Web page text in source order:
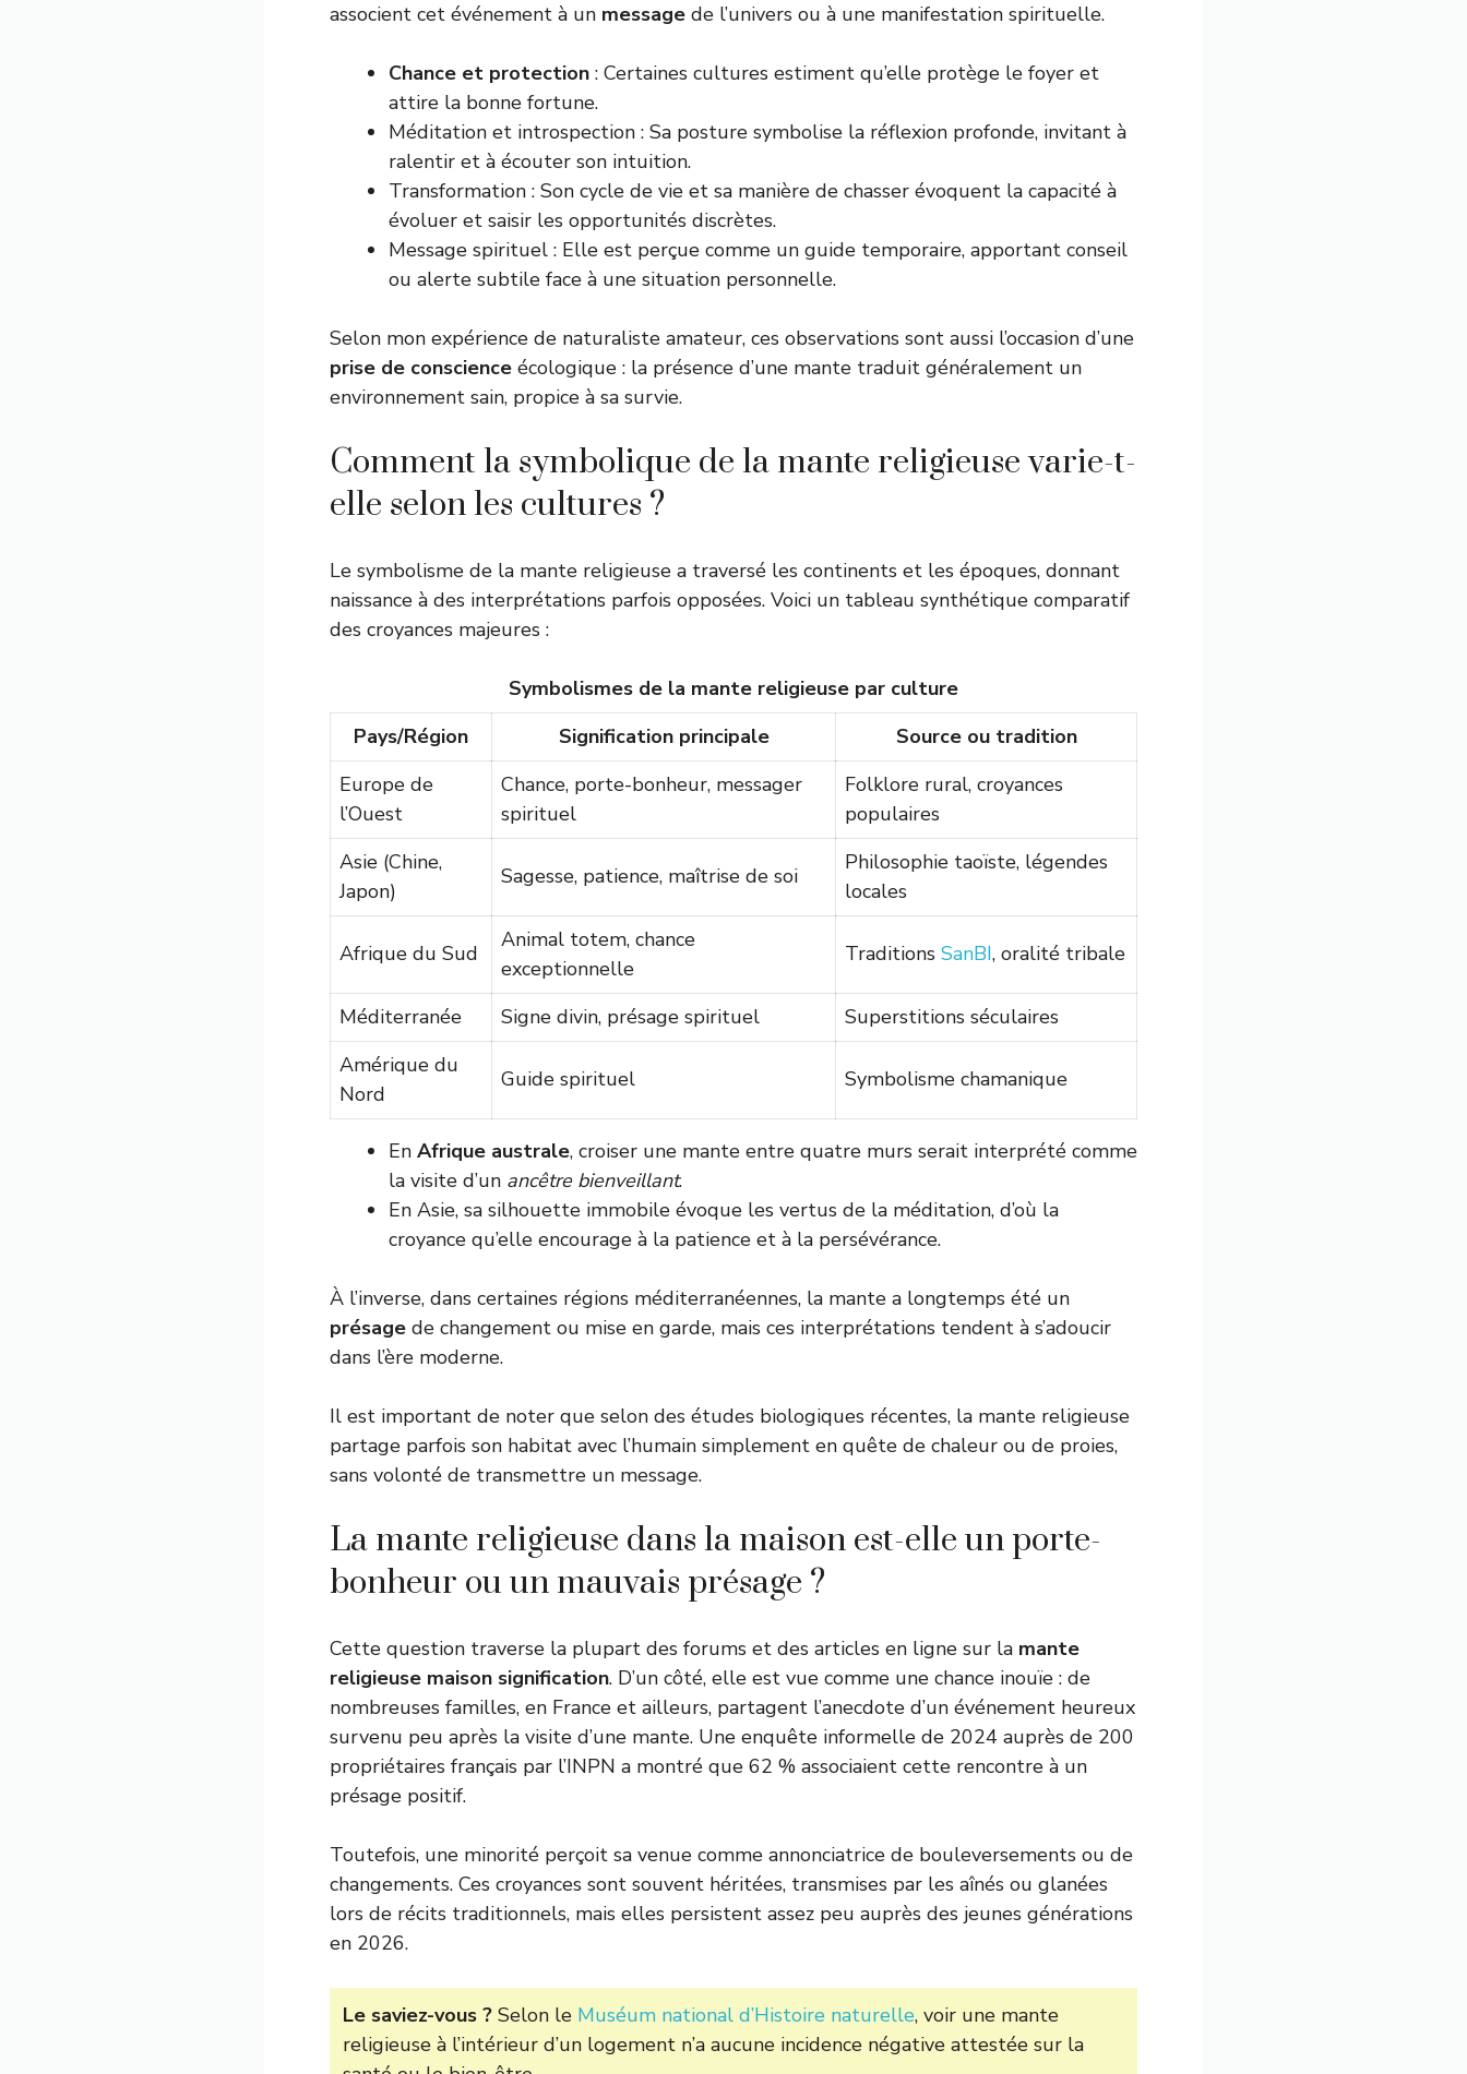
associent cet événement à un message de l’univers ou à une manifestation spirituelle.
Chance et protection : Certaines cultures estiment qu’elle protège le foyer et
attire la bonne fortune.
Méditation et introspection : Sa posture symbolise la réflexion profonde, invitant à
ralentir et à écouter son intuition.
Transformation : Son cycle de vie et sa manière de chasser évoquent la capacité à
évoluer et saisir les opportunités discrètes.
Message spirituel : Elle est perçue comme un guide temporaire, apportant conseil
ou alerte subtile face à une situation personnelle.
Selon mon expérience de naturaliste amateur, ces observations sont aussi l’occasion d’une
prise de conscience écologique : la présence d’une mante traduit généralement un
environnement sain, propice à sa survie.
Comment la symbolique de la mante religieuse varie-t-
elle selon les cultures ?
Le symbolisme de la mante religieuse a traversé les continents et les époques, donnant
naissance à des interprétations parfois opposées. Voici un tableau synthétique comparatif
des croyances majeures :
Symbolismes de la mante religieuse par culture
Pays/Région
Signification principale
Source ou tradition
Europe de
l’Ouest
Chance, porte-bonheur, messager
spirituel
Folklore rural, croyances
populaires
Asie (Chine,
Japon)
Sagesse, patience, maîtrise de soi
Philosophie taoïste, légendes
locales
Afrique du Sud
Animal totem, chance
exceptionnelle
Traditions SanBI, oralité tribale
Méditerranée Signe divin, présage spirituel
Superstitions séculaires
Amérique du
Nord
Guide spirituel Symbolisme chamanique
En Afrique australe, croiser une mante entre quatre murs serait interprété comme
la visite d’un ancêtre bienveillant.
En Asie, sa silhouette immobile évoque les vertus de la méditation, d’où la
croyance qu’elle encourage à la patience et à la persévérance.
À l’inverse, dans certaines régions méditerranéennes, la mante a longtemps été un
présage de changement ou mise en garde, mais ces interprétations tendent à s’adoucir
dans l’ère moderne.
Il est important de noter que selon des études biologiques récentes, la mante religieuse
partage parfois son habitat avec l’humain simplement en quête de chaleur ou de proies,
sans volonté de transmettre un message.
La mante religieuse dans la maison est-elle un porte-
bonheur ou un mauvais présage ?
Cette question traverse la plupart des forums et des articles en ligne sur la mante
religieuse maison signification. D’un côté, elle est vue comme une chance inouïe : de
nombreuses familles, en France et ailleurs, partagent l’anecdote d’un événement heureux
survenu peu après la visite d’une mante. Une enquête informelle de 2024 auprès de 200
propriétaires français par l’INPN a montré que 62 % associaient cette rencontre à un
présage positif.
Toutefois, une minorité perçoit sa venue comme annonciatrice de bouleversements ou de
changements. Ces croyances sont souvent héritées, transmises par les aînés ou glanées
lors de récits traditionnels, mais elles persistent assez peu auprès des jeunes générations
en 2026.
Le saviez-vous ? Selon le Muséum national d’Histoire naturelle, voir une mante
religieuse à l’intérieur d’un logement n’a aucune incidence négative attestée sur la